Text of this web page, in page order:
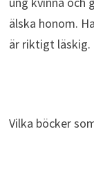
älska honom.
är riktigt läskig.
Vilka böcker